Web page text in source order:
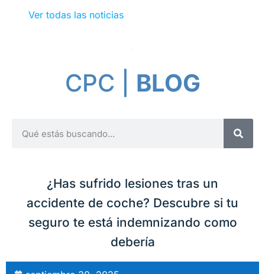
Ver todas las noticias
CPC | BLOG
¿Has sufrido lesiones tras un
accidente de coche? Descubre si tu
seguro te está indemnizando como
debería